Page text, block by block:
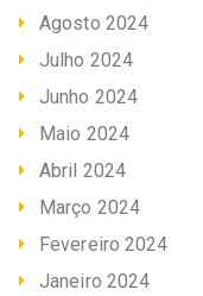
Agosto 2024
Julho 2024
Junho 2024
Maio 2024
Abril 2024
Março 2024
Fevereiro 2024
Janeiro 2024